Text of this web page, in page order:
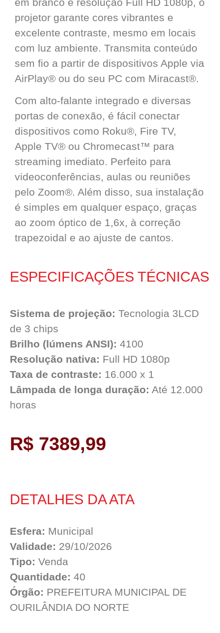
projetor garante cores vibrantes e
excelente contraste, mesmo em locais
com luz ambiente. Transmita conteúdo
sem fio a partir de dispositivos Apple via
AirPlay® ou do seu PC com Miracast®.
Com alto-falante integrado e diversas
portas de conexão, é fácil conectar
dispositivos como Roku®, Fire TV,
Apple TV® ou Chromecast™ para
streaming imediato. Perfeito para
videoconferências, aulas ou reuniões
pelo Zoom®. Além disso, sua instalação
é simples em qualquer espaço, graças
ao zoom óptico de 1,6x, à correção
trapezoidal e ao ajuste de cantos.
ESPECIFICAÇÕES TÉCNICAS
Sistema de projeção: Tecnologia 3LCD
de 3 chips
Brilho (lúmens ANSI): 4100
Resolução nativa: Full HD 1080p
Taxa de contraste: 16.000 x 1
Lâmpada de longa duração: Até 12.000
horas
R$ 7389,99
DETALHES DA ATA
Esfera: Municipal
Validade: 29/10/2026
Tipo: Venda
Quantidade: 40
Órgão: PREFEITURA MUNICIPAL DE
OURILÂNDIA DO NORTE